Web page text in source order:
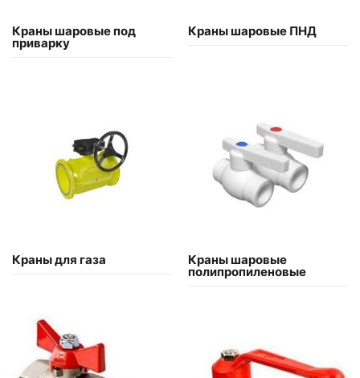
Краны шаровые под
приварку
Краны шаровые ПНД
Краны для газа Краны шаровые
полипропиленовые